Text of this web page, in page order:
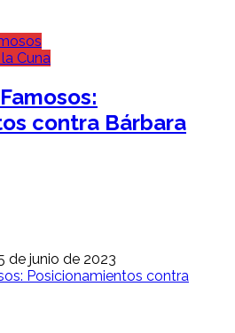
Cuna
contra Bárbara
de junio de 2023